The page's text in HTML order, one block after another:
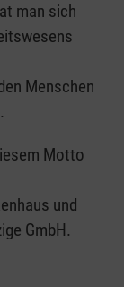
man sich
Menschen
Motto
und
GmbH.